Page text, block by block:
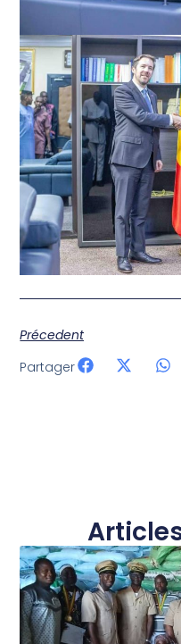
Précedent
Partager